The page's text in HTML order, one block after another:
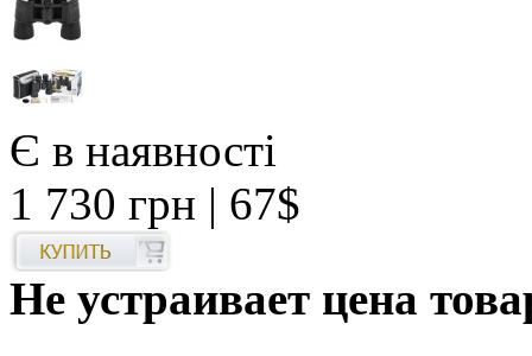
Є в наявності
1 730 грн | 67$
Не устраивает цена